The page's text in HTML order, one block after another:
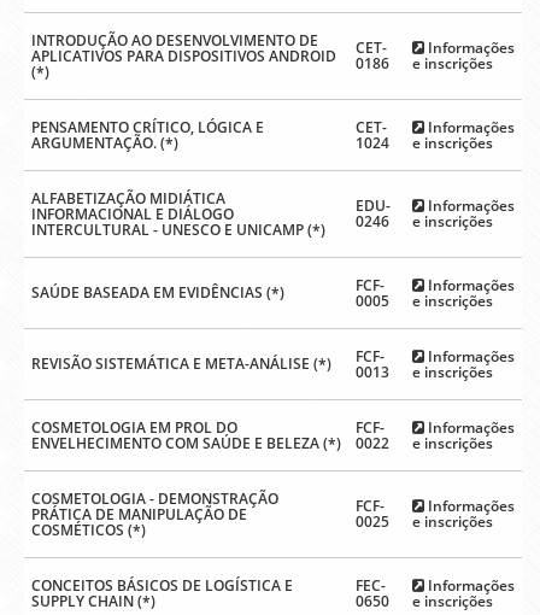
INTRODUÇÃO AO DESENVOLVIMENTO DE
APLICATIVOS PARA DISPOSITIVOS ANDROID
(*)
CET-
0186
Informações
e inscrições
PENSAMENTO CRÍTICO, LÓGICA E
ARGUMENTAÇÃO. (*)
CET-
1024
Informações
e inscrições
ALFABETIZAÇÃO MIDIÁTICA
INFORMACIONAL E DIÁLOGO
INTERCULTURAL - UNESCO E UNICAMP (*)
EDU-
0246
Informações
e inscrições
SAÚDE BASEADA EM EVIDÊNCIAS (*) FCF-
0005
Informações
e inscrições
REVISÃO SISTEMÁTICA E META-ANÁLISE (*) FCF-
0013
Informações
e inscrições
COSMETOLOGIA EM PROL DO
ENVELHECIMENTO COM SAÚDE E BELEZA (*)
FCF-
0022
Informações
e inscrições
COSMETOLOGIA - DEMONSTRAÇÃO
PRÁTICA DE MANIPULAÇÃO DE
COSMÉTICOS (*)
FCF-
0025
Informações
e inscrições
CONCEITOS BÁSICOS DE LOGÍSTICA E
SUPPLY CHAIN (*)
FEC-
0650
Informações
e inscrições